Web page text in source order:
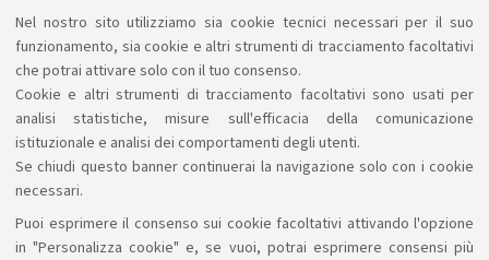
Nel nostro sito utilizziamo sia cookie tecnici necessari per il suo
funzionamento, sia cookie e altri strumenti di tracciamento facoltativi
che potrai attivare solo con il tuo consenso.
Cookie e altri strumenti di tracciamento facoltativi sono usati per
analisi statistiche, misure sull'efficacia della comunicazione
istituzionale e analisi dei comportamenti degli utenti.
Se chiudi questo banner continuerai la navigazione solo con i cookie
necessari.
Puoi esprimere il consenso sui cookie facoltativi attivando l'opzione
in "Personalizza cookie" e, se vuoi, potrai esprimere consensi più
Scopri isoftwarea supporto dello studio.
Sosteniamo il diritto alla conoscenza